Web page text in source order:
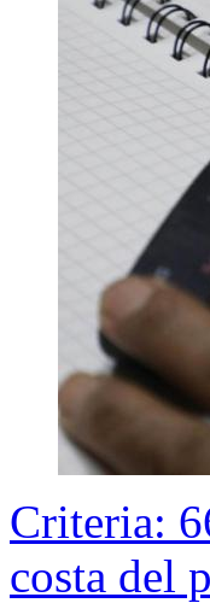
Criteria:
costa del